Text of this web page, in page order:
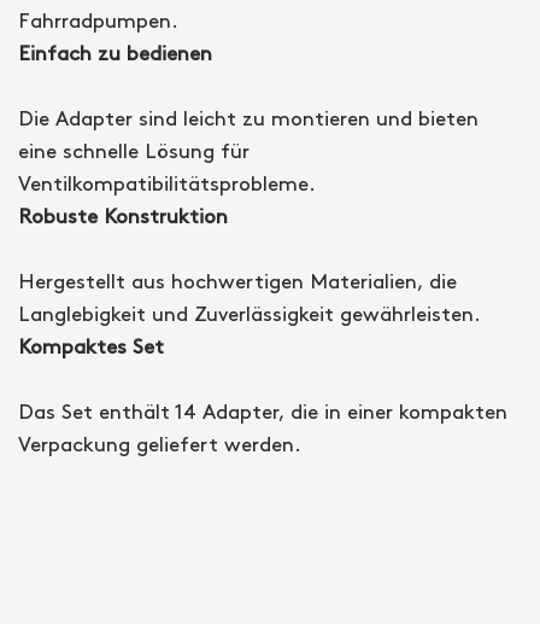
Fahrradpumpen.
Einfach zu bedienen
Die Adapter sind leicht zu montieren und bieten
eine schnelle Lösung für
Ventilkompatibilitätsprobleme.
Robuste Konstruktion
Hergestellt aus hochwertigen Materialien, die
Langlebigkeit und Zuverlässigkeit gewährleisten.
Kompaktes Set
Das Set enthält 14 Adapter, die in einer kompakten
Verpackung geliefert werden.